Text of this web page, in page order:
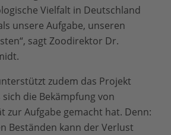
Vielfalt in Deutschland
unsere Aufgabe, unseren
sagt Zoodirektor Dr.
zudem das Projekt
sich die Bekämpfung von
zur Aufgabe gemacht hat. Denn:
Beständen kann der Verlust